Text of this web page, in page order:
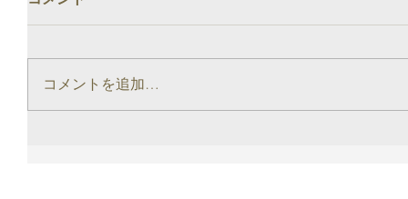
コメントを追加…